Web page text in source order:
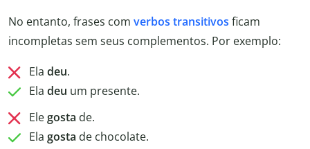
No entanto, frases com verbos transitivos ficam
incompletas sem seus complementos. Por exemplo:
Ela deu.
Ela deu um presente.
Elegosta de.
Ela gosta de chocolate.